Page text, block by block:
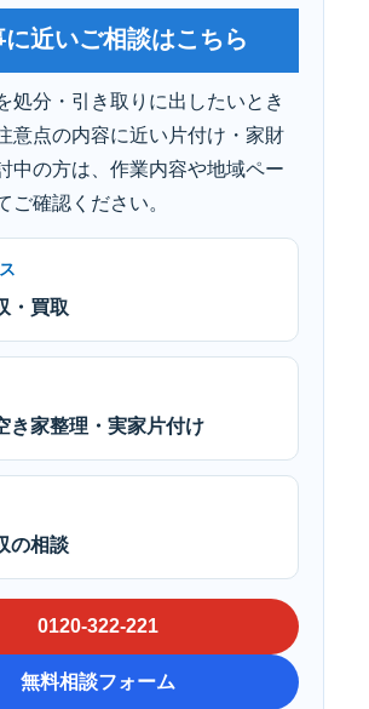
に近いご相談はこちら
処分・引き取りに出したいとき
意点の内容に近い片付け・家財
中の方は、作業内容や地域ペー
ご確認ください。
・買取
き家整理・実家片付け
の相談
0120-322-221
無料相談フォーム